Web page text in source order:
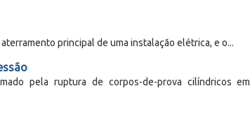
principal de uma instalação elétrica, e o...
pela ruptura de corpos-de-prova cilíndricos em